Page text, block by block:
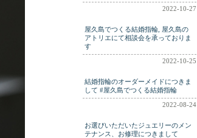
2022-10-27
屋久島でつくる結婚指輪, 屋久島の
アトリエにて相談会を承っておりま
す
2022-10-25
結婚指輪のオーダーメイドにつきま
して #屋久島でつくる結婚指輪
2022-08-24
お選びいただいたジュエリーのメン
テナンス、お修理につきまして